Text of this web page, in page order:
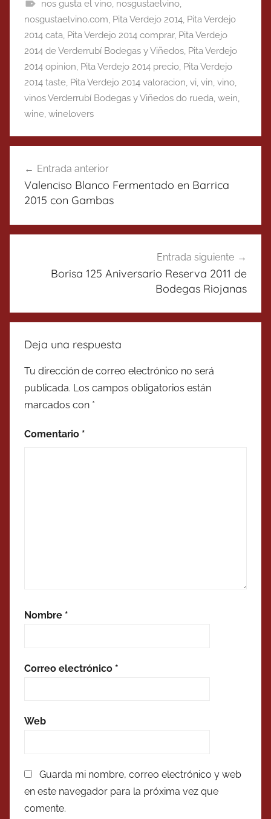
nos gusta el vino, nosgustaelvino,
nosgustaelvino.com, Pita Verdejo 2014, Pita Verdejo
2014 cata, Pita Verdejo 2014 comprar, Pita Verdejo
2014 de Verderrubí Bodegas y Viñedos, Pita Verdejo
2014 opinion, Pita Verdejo 2014 precio, Pita Verdejo
2014 taste, Pita Verdejo 2014 valoracion, vi, vin, vino,
vinos Verderrubí Bodegas y Viñedos do rueda, wein,
wine, winelovers
de
entradas
Entrada anterior
Valenciso Blanco Fermentado en Barrica
2015 con Gambas
Entrada siguiente
Borisa 125 Aniversario Reserva 2011 de
Bodegas Riojanas
Deja una respuesta
Tu dirección de correo electrónico no será
publicada. Los campos obligatorios están
marcados con *
Comentario *
Nombre *
Correo electrónico *
Web
Guarda mi nombre, correo electrónico y web
en este navegador para la próxima vez que
comente.